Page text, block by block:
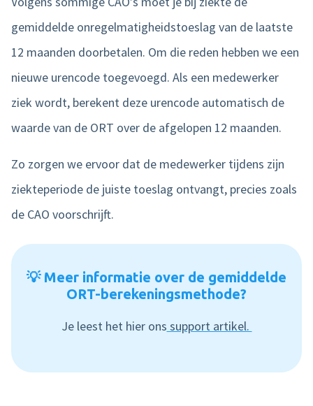
gemiddelde onregelmatigheidstoeslag van de laatste
12 maanden doorbetalen. Om die reden hebben we een
nieuwe urencode toegevoegd. Als een medewerker
ziek wordt, berekent deze urencode automatisch de
waarde van de ORT over de afgelopen 12 maanden.
Zo zorgen we ervoor dat de medewerker tijdens zijn
ziekteperiode de juiste toeslag ontvangt, precies zoals
de CAO voorschrijft.
💡 Meer informatie over de gemiddelde
ORT-berekeningsmethode?
Je leest het hier ons support artikel.